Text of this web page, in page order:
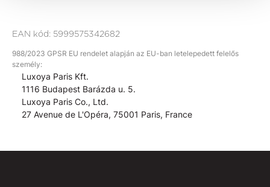
EAN kód: 5999575342682
988/2023 GPSR EU rendelet alapján az EU-ban letelepedett felelős
személy:
Luxoya Paris Kft.
1116 Budapest Barázda u. 5.
Luxoya Paris Co., Ltd.
27 Avenue de L'Opéra, 75001 Paris, France